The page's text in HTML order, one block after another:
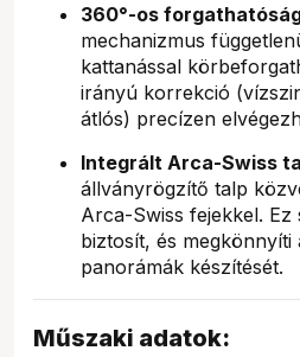
360°-os
mechanizmus
kattanással
irányú korrekció
átlós) precízen
Integrált Arca-Swiss
állványrögzítő talp
Arca-Swiss fejekkel.
biztosít, és
panorámák készítését.
Műszaki adatok: